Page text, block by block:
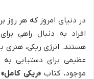
در دنیای امروز که هر روز
افراد به دنبال راهی
هستند. انرژی ریکی،
عظیمی برای دستیابی به
موجود، کتاب«ریکی کامل»